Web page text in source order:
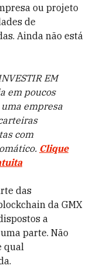
ou projeto
de
Ainda não está
EM
em poucos
empresa
com
Clique
das
da GMX
a
parte. Não
qual